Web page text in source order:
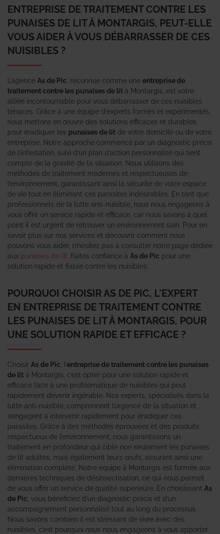
ENTREPRISE DE TRAITEMENT CONTRE LES
PUNAISES DE LIT À MONTARGIS, PEUT-ELLE
VOUS AIDER À VOUS DÉBARRASSER DE CES
NUISIBLES ?
L’agence As de Pic , reconnue comme une entreprise de
traitement contre les punaises de lit à Montargis, est votre
alliée incontournable pour vous débarrasser de ces nuisibles
tenaces. Grâce à une équipe d’experts formés et expérimentés,
nous mettons en œuvre des solutions efficaces et durables
pour éradiquer les punaises de lit de votre domicile ou de votre
entreprise. Notre approche commence par un diagnostic précis
de l’infestation, suivi d’un plan d’action personnalisé qui tient
compte de la gravité de la situation. Nous utilisons des
méthodes de traitement modernes et respectueuses de
l’environnement, garantissant ainsi la sécurité de votre espace
de vie tout en éliminant ces parasites indésirables. En tant que
professionnels de la lutte anti-nuisible, nous nous engageons à
vous offrir un service rapide et efficace, car nous savons à quel
point il est urgent de retrouver un environnement sain. Pour en
savoir plus sur nos services et découvrir comment nous
pouvons vous aider, n’hésitez pas à consulter notre page dédiée
aux punaises de lit . Faites confiance à As de Pic pour une
solution rapide et fiable contre les nuisibles.
POURQUOI CHOISIR AS DE PIC, L'EXPERT
EN ENTREPRISE DE TRAITEMENT CONTRE
LES PUNAISES DE LIT À MONTARGIS, POUR
UNE SOLUTION RAPIDE ET EFFICACE ?
Choisir As de Pic , l’entreprise de traitement contre les punaises
de lit à Montargis, c’est opter pour une solution rapide et
efficace face à une problématique de nuisibles qui peut
rapidement devenir ingérable. Nos experts, spécialisés dans la
lutte anti-nuisible, comprennent l’urgence de la situation et
s’engagent à intervenir rapidement pour éradiquer ces
parasites. Grâce à des méthodes éprouvées et des produits
respectueux de l’environnement, nous garantissons un
traitement en profondeur qui cible non seulement les punaises
de lit adultes, mais également leurs œufs, assurant ainsi une
élimination complète. Notre équipe à Montargis est formée aux
dernières techniques de désinsectisation, ce qui nous permet
de vous offrir un service de qualité supérieure. En choisissant As
de Pic , vous bénéficiez d’un diagnostic précis et d’un
accompagnement personnalisé tout au long du processus.
Nous savons combien il est stressant de vivre avec des
nuisibles, c’est pourquoi nous nous engageons à vous apporter